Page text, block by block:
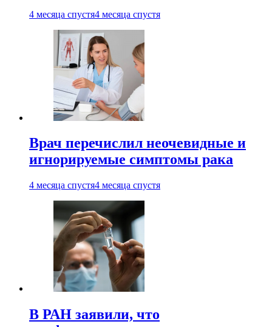
4 месяца спустя4 месяца спустя
Врач перечислил неочевидные и
игнорируемые симптомы рака
4 месяца спустя4 месяца спустя
В РАН заявили, что